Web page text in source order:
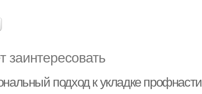
заинтересовать
подход к укладке